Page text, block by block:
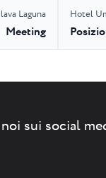
Laguna
Meeting
Hotel
sui social